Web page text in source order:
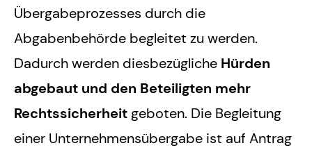
Übergabeprozesses durch die
Abgabenbehörde begleitet zu werden.
Dadurch werden diesbezügliche Hürden
abgebaut und den Beteiligten mehr
Rechtssicherheit geboten. Die Begleitung
einer Unternehmensübergabe ist auf Antrag